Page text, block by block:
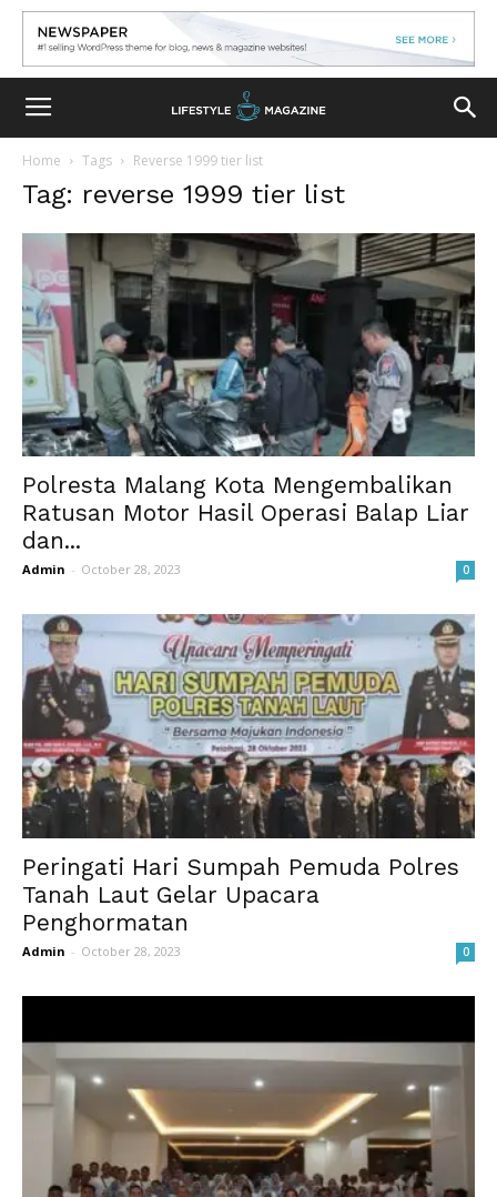
Home Tags Reverse 1999 tier list
Tag: reverse 1999 tier list
Polresta Malang Kota Mengembalikan
Ratusan Motor Hasil Operasi Balap Liar
dan...
Admin - October 28, 2023 0
Peringati Hari Sumpah Pemuda Polres
Tanah Laut Gelar Upacara
Penghormatan
Admin - October 28, 2023 0